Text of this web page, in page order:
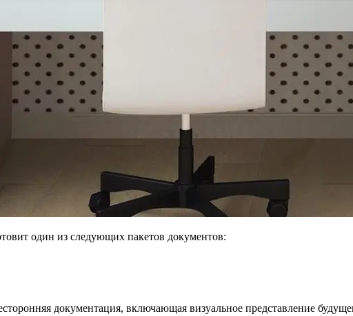
один из следующих пакетов документов:
документация, включающая визуальное представление